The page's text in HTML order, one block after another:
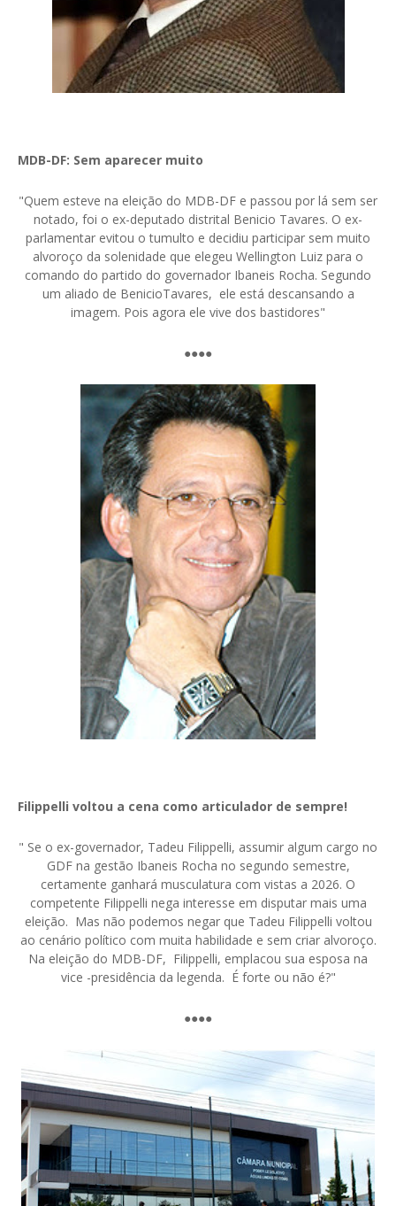
MDB-DF: Sem aparecer muito
"Quem esteve na eleição do MDB-DF e passou por lá sem ser
notado, foi o ex-deputado distrital Benicio Tavares. O ex-
parlamentar evitou o tumulto e decidiu participar sem muito
alvoroço da solenidade que elegeu Wellington Luiz para o
comando do partido do governador Ibaneis Rocha. Segundo
um aliado de BenicioTavares, ele está descansando a
imagem. Pois agora ele vive dos bastidores"
●●●●
Filippelli voltou a cena como articulador de sempre!
" Se o ex-governador, Tadeu Filippelli, assumir algum cargo no
GDF na gestão Ibaneis Rocha no segundo semestre,
certamente ganhará musculatura com vistas a 2026. O
competente Filippelli nega interesse em disputar mais uma
eleição. Mas não podemos negar que Tadeu Filippelli voltou
ao cenário político com muita habilidade e sem criar alvoroço.
Na eleição do MDB-DF, Filippelli, emplacou sua esposa na
vice -presidência da legenda. É forte ou não é?"
●●●●